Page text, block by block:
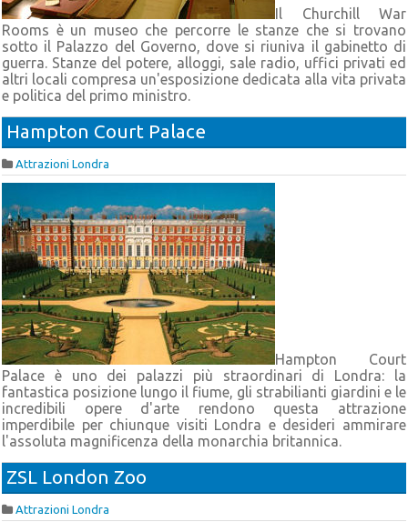
Il Churchill War
Rooms è un museo che percorre le stanze che si trovano
sotto il Palazzo del Governo, dove si riuniva il gabinetto di
guerra. Stanze del potere, alloggi, sale radio, uffici privati ed
altri locali compresa un'esposizione dedicata alla vita privata
e politica del primo ministro.
Hampton Court Palace
Attrazioni Londra
Hampton Court
Palace è uno dei palazzi più straordinari di Londra: la
fantastica posizione lungo il fiume, gli strabilianti giardini e le
incredibili opere d'arte rendono questa attrazione
imperdibile per chiunque visiti Londra e desideri ammirare
l'assoluta magnificenza della monarchia britannica.
ZSL London Zoo
Attrazioni Londra